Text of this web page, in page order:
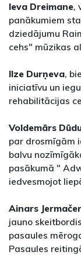
Ieva Dreimane,
panākumiem
dziedājumu
cehs" mūzikas
Ilze Durņeva,
iniciatīvu un
rehabilitācijas
Voldemārs
par drosmīgām
balvu
pasākumā "
iedvesmojot
Ainars
jauno
pasaules
Pasaules